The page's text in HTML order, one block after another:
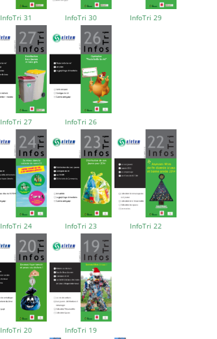
InfoTri 31 InfoTri 30 InfoTri 29
InfoTri 27 InfoTri 26
InfoTri 24 InfoTri 23 InfoTri 22
InfoTri 20 InfoTri 19